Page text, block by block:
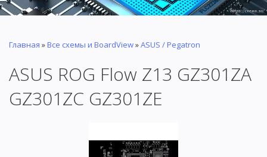
Главная »Все схемы и BoardView»ASUS / Pegatron
ASUS ROG Flow Z13 GZ301ZA
GZ301ZC GZ301ZE